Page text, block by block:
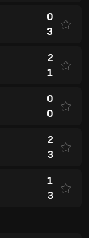
0
3
2
1
0
0
2
3
1
3